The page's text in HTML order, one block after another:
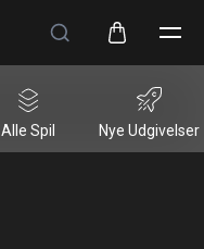
Alle Spil Nye Udgivelser